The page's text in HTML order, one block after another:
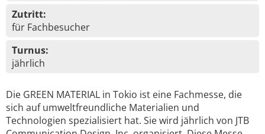
Zutritt:
für Fachbesucher
Turnus:
jährlich
Die GREEN MATERIAL in Tokio ist eine Fachmesse, die
sich auf umweltfreundliche Materialien und
Technologien spezialisiert hat. Sie wird jährlich von JTB